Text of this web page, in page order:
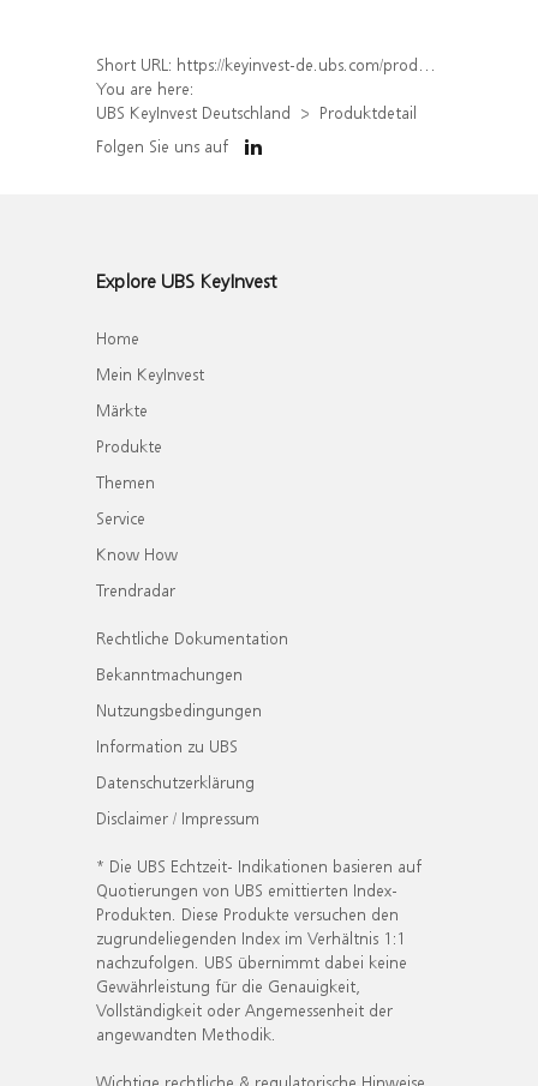
Short URL: https://keyinvest-de.ubs.com/produkt/detail/index/isin/DE000WA7E0G4
You are here:
UBS KeyInvest Deutschland
Produktdetail
Folgen Sie uns auf
Explore UBS KeyInvest
Home
Mein KeyInvest
Märkte
Produkte
Themen
Service
Know How
Trendradar
Rechtliche Dokumentation
Bekanntmachungen
Nutzungsbedingungen
Information zu UBS
Datenschutzerklärung
Disclaimer / Impressum
* Die UBS Echtzeit- Indikationen basieren auf
Quotierungen von UBS emittierten Index-
Produkten. Diese Produkte versuchen den
zugrundeliegenden Index im Verhältnis 1:1
nachzufolgen. UBS übernimmt dabei keine
Gewährleistung für die Genauigkeit,
Vollständigkeit oder Angemessenheit der
angewandten Methodik.